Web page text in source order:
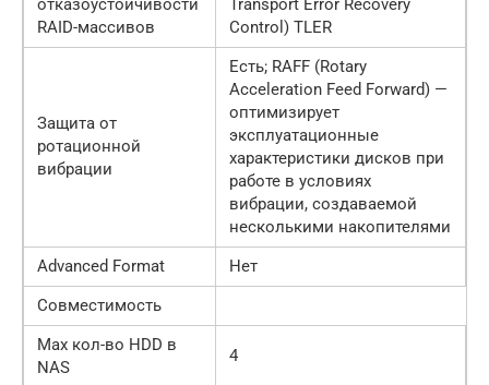
RAID-массивов
Control) TLER
Защита от
ротационной
вибрации
Есть; RAFF (Rotary
Acceleration Feed Forward) —
оптимизирует
эксплуатационные
характеристики дисков при
работе в условиях
вибрации, создаваемой
несколькими накопителями
Advanced Format
Нет
Совместимость
Max кол-во HDD в
NAS
4